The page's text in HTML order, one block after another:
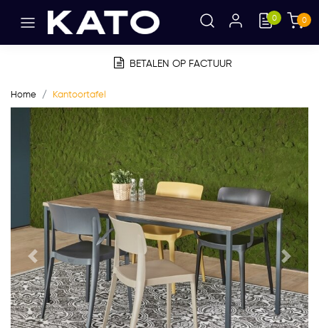
0 0
BETALEN OP FACTUUR
Home Kantoortafel
Vorige